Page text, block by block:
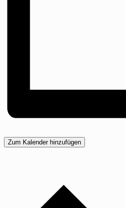
Zum Kalender hinzufügen